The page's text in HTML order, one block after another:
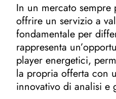
In un mercato sempre
offrire un servizio a
fondamentale per
rappresenta
player energetici,
la propria offerta con
innovativo di analisi e